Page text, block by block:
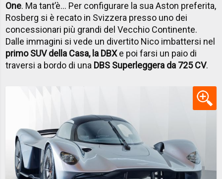
One. Ma tant’è... Per configurare la sua Aston preferita,
Rosberg si è recato in Svizzera presso uno dei
concessionari più grandi del Vecchio Continente.
Dalle immagini si vede un divertito Nico imbattersi nel
primo SUV della Casa, la DBXe poi farsi un paio di
traversi a bordo di una DBS Superleggera da 725 CV.